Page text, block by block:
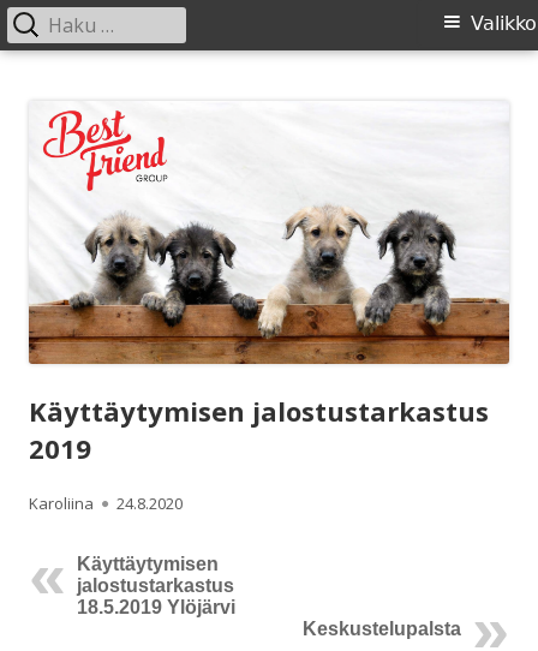
sisältöön
Ensisijainen
Valikko
Haku:
Käyttäytymisen jalostustarkastus
2019
Kirjoittaja
Karoliina Julkaistu
24.8.2020
Käyttäytymisen
jalostustarkastus
18.5.2019 Ylöjärvi
Keskustelupalsta